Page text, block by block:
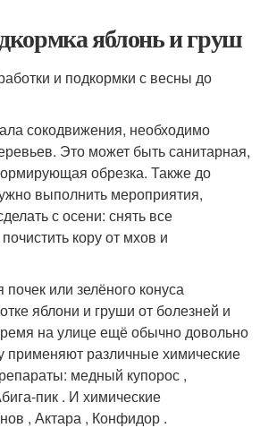
яблонь и груш
и подкормки с весны до
сокодвижения, необходимо
Это может быть санитарная,
обрезка. Также до
выполнить мероприятия,
с осени: снять все
кору от мхов и
или зелёного конуса
яблони и груши от болезней и
на улице ещё обычно довольно
применяют различные химические
медный купорос ,
пик . И химические
, Актара , Конфидор .